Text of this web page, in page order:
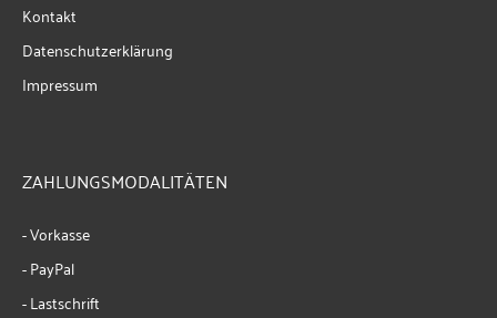
Kontakt
Datenschutzerklärung
Impressum
ZAHLUNGSMODALITÄTEN
- Vorkasse
- PayPal
- Lastschrift